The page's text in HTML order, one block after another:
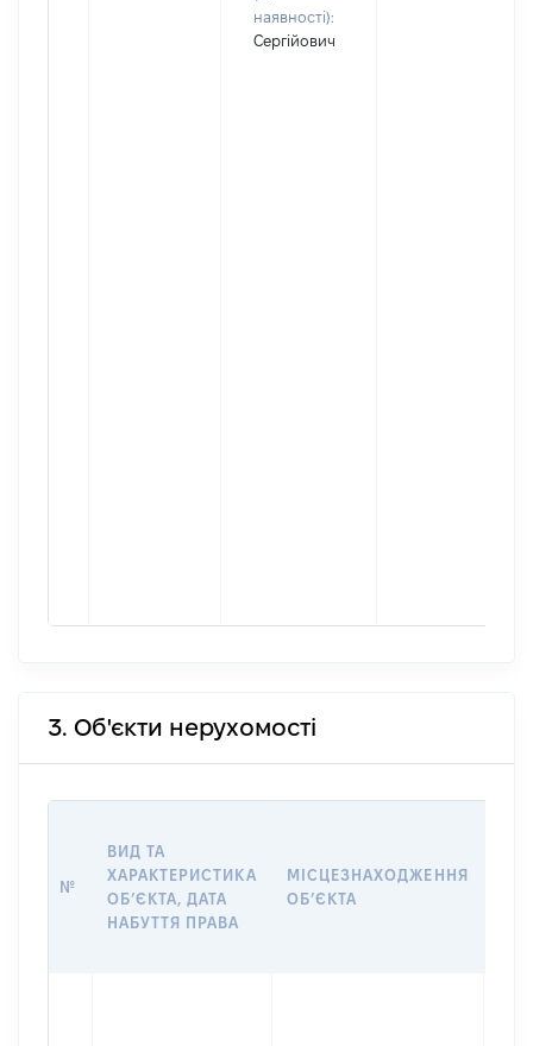
наявності):
Сергійович
3. Об'єкти нерухомості
№
ВИД ТА
ХАРАКТЕРИСТИКА
ОБʼЄКТА, ДАТА
НАБУТТЯ ПРАВА
МІСЦЕЗНАХОДЖЕННЯ
ОБʼЄКТА